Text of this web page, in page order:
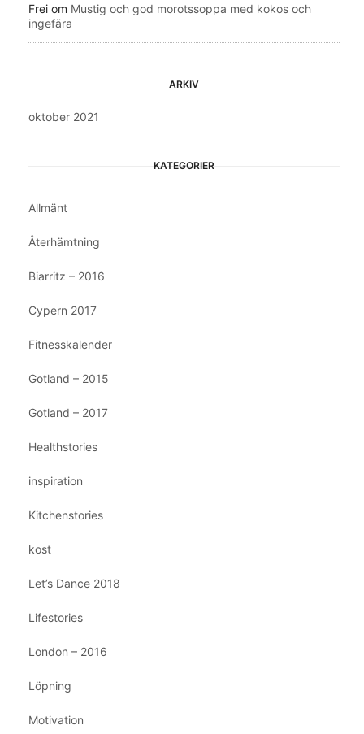
Frei om Mustig och god morotssoppa med kokos och
ingefära
ARKIV
oktober 2021
KATEGORIER
Allmänt
Återhämtning
Biarritz – 2016
Cypern 2017
Fitnesskalender
Gotland – 2015
Gotland – 2017
Healthstories
inspiration
Kitchenstories
kost
Let’s Dance 2018
Lifestories
London – 2016
Löpning
Motivation